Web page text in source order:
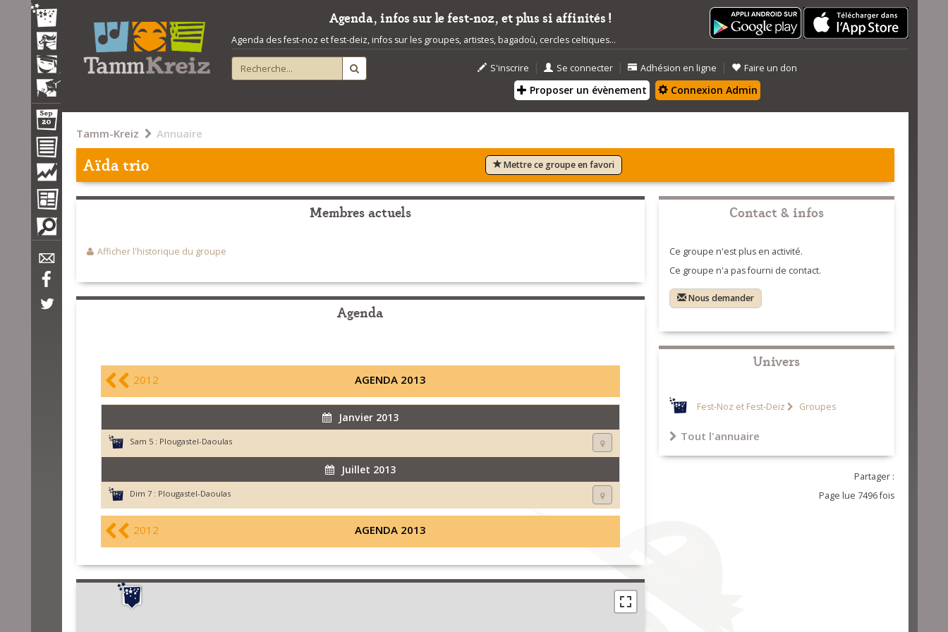
Agenda, infos sur le fest-noz, et plus si affinités !
Agenda des fest-noz et fest-deiz, infos sur les groupes, artistes, bagadoù, cercles celtiques...
S'inscrire | Se connecter | Adhésion en ligne | Faire un don
Proposer un évènement Connexion Admin
Tamm-Kreiz Annuaire
Aïda trio Mettre ce groupe en favori
Membres actuels
Afficher l'historique du groupe
Agenda
2012 AGENDA 2013
Janvier 2013
Sam 5 : Plougastel-Daoulas
Juillet 2013
Dim 7 : Plougastel-Daoulas
2012 AGENDA 2013
Contact & infos
Ce groupe n'est plus en activité.
Ce groupe n'a pas fourni de contact.
Nous demander
Univers
Fest-Noz et Fest-Deiz Groupes
Tout l'annuaire
Partager :
Page lue 7496 fois